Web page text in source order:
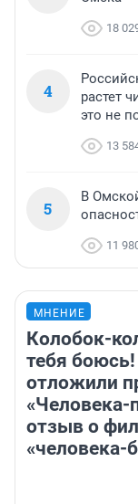
18
4
растет
это не
13
5
В
11
МНЕНИЕ
Колобок-
тебя
отложили
«Человека-
отзыв о
«человека-